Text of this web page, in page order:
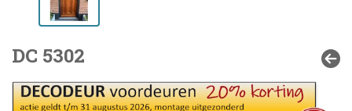
DC 5302